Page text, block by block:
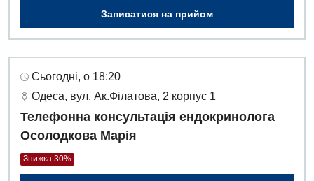
Записатися на прийом
Сьогодні, о 18:20
Одеса, вул. Ак.Філатова, 2 корпус 1
Телефонна консультація ендокринолога
Осолодкова Марія
Знижка 30%